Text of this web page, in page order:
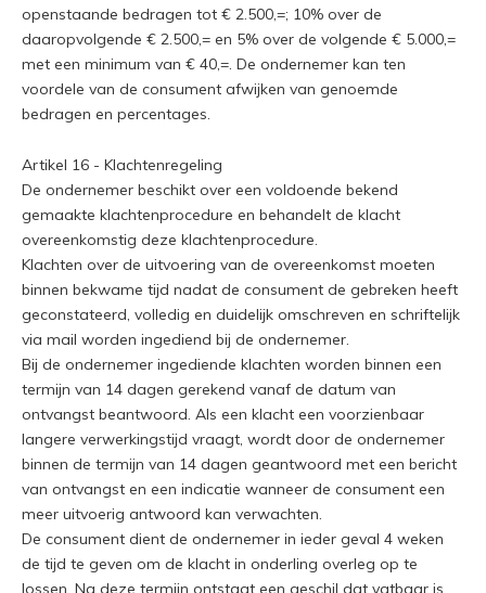
openstaande bedragen tot € 2.500,=; 10% over de
daaropvolgende € 2.500,= en 5% over de volgende € 5.000,=
met een minimum van € 40,=. De ondernemer kan ten
voordele van de consument afwijken van genoemde
bedragen en percentages.
Artikel 16 - Klachtenregeling
De ondernemer beschikt over een voldoende bekend
gemaakte klachtenprocedure en behandelt de klacht
overeenkomstig deze klachtenprocedure.
Klachten over de uitvoering van de overeenkomst moeten
binnen bekwame tijd nadat de consument de gebreken heeft
geconstateerd, volledig en duidelijk omschreven en schriftelijk
via mail worden ingediend bij de ondernemer.
Bij de ondernemer ingediende klachten worden binnen een
termijn van 14 dagen gerekend vanaf de datum van
ontvangst beantwoord. Als een klacht een voorzienbaar
langere verwerkingstijd vraagt, wordt door de ondernemer
binnen de termijn van 14 dagen geantwoord met een bericht
van ontvangst en een indicatie wanneer de consument een
meer uitvoerig antwoord kan verwachten.
De consument dient de ondernemer in ieder geval 4 weken
de tijd te geven om de klacht in onderling overleg op te
lossen. Na deze termijn ontstaat een geschil dat vatbaar is